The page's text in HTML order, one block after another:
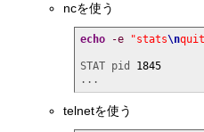
ncを使う
echo -e "stats\n
STAT pid 1845
...
telnetを使う